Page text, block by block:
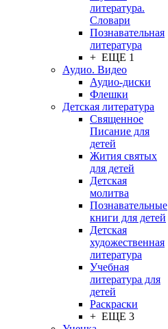
литература.
Словари
Познавательная
литература
+ ЕЩЕ 1
Аудио. Видео
Аудио-диски
Флешки
Детская литература
Священное
Писание для
детей
Жития святых
для детей
Детская
молитва
Познавательные
книги для детей
Детская
художественная
литература
Учебная
литература для
детей
Раскраски
+ ЕЩЕ 3